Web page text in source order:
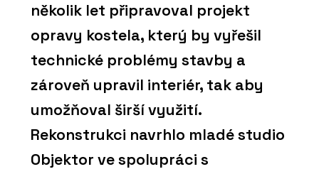
několik let připravoval projekt
opravy kostela, který by vyřešil
technické problémy stavby a
zároveň upravil interiér, tak aby
umožňoval širší využití.
Rekonstrukci navrhlo mladé studio
Objektor ve spolupráci s